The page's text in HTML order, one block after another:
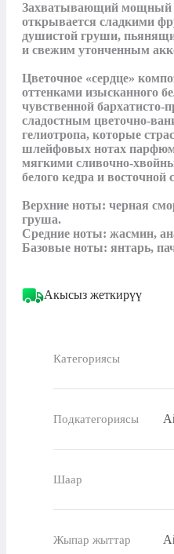
Захватывающий мощный
открывается сладкими
душистой груши,
и свежим утонченным
Цветочное «сердце»
оттенками изысканного
чувственной бархатисто-
сладостным цветочно-
гелиотропа, которые
шлейфовых нотах
мягкими сливочно-
белого кедра и
Верхние ноты: черная
груша.
Средние ноты: жасмин,
Базовые ноты: янтарь,
Акысыз жеткирүү
Категориясы
Подкатегориясы
Шаар
Жыпар жыттар